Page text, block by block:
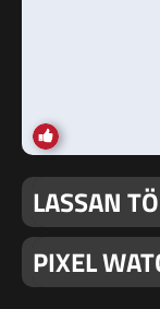
LASSAN
PIXEL